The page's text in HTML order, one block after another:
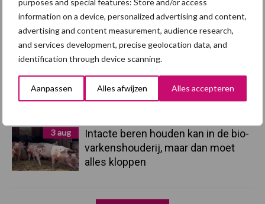
information on a device, personalized advertising and content,
advertising and content measurement, audience research,
and services development, precise geolocation data, and
identification through device scanning.
Aanpassen Alles afwijzen Alles accepteren
4 aug
AVP in Finland onderstreept dat
alertheid belangrijk is, zeker nu
Vlaamse mestbalans in evenwicht
dankzij groei van
verwerkingscapaciteit
3 aug
Intacte beren houden kan in de bio-
varkenshouderij, maar dan moet
alles kloppen